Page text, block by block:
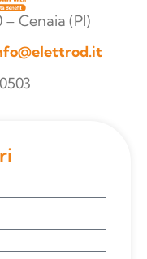
– Cenaia (PI)